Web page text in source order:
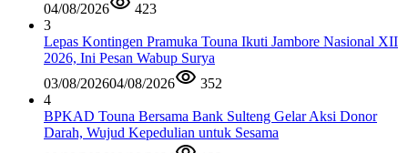
04/08/2026
423
3
Lepas Kontingen Pramuka Touna Ikuti Jambore Nasional XII
2026, Ini Pesan Wabup Surya
03/08/202604/08/2026
352
4
BPKAD Touna Bersama Bank Sulteng Gelar Aksi Donor
Darah, Wujud Kepedulian untuk Sesama